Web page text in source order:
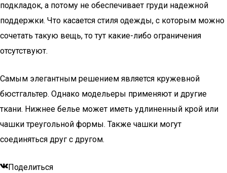
подкладок, а потому не обеспечивает груди надежной
поддержки. Что касается стиля одежды, с которым можно
сочетать такую вещь, то тут какие-либо ограничения
отсутствуют.
Самым элегантным решением является кружевной
бюстгальтер. Однако модельеры применяют и другие
ткани. Нижнее белье может иметь удлиненный крой или
чашки треугольной формы. Также чашки могут
соединяться друг с другом.
Поделиться